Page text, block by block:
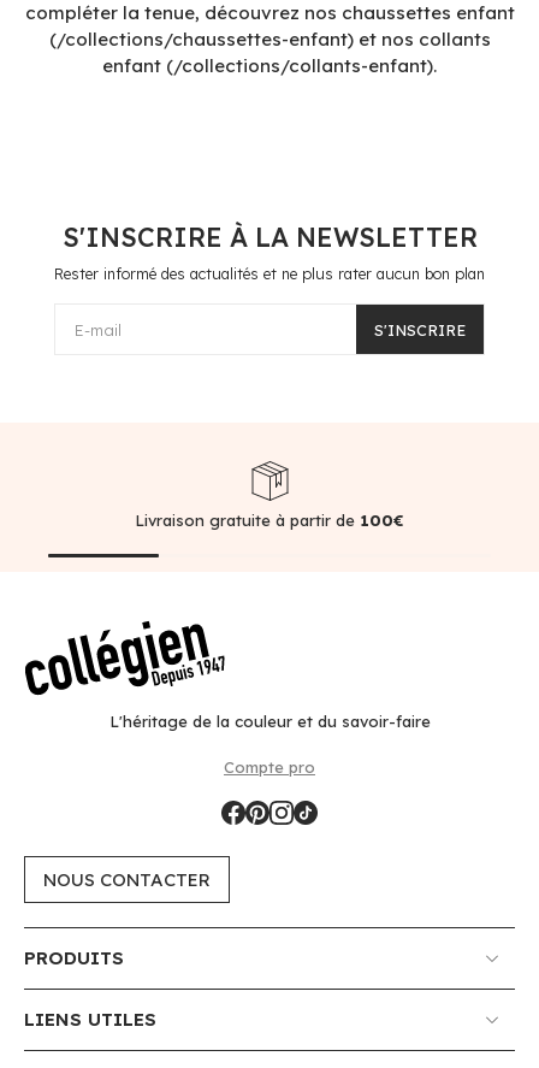
compléter la tenue, découvrez nos chaussettes enfant
(/collections/chaussettes-enfant) et nos collants
enfant (/collections/collants-enfant).
S'INSCRIRE À LA NEWSLETTER
Rester informé des actualités et ne plus rater aucun bon plan
E-mail S'INSCRIRE
Livraison gratuite à partir de 100€
L'héritage de la couleur et du savoir-faire
Compte pro
NOUS CONTACTER
PRODUITS
LIENS UTILES